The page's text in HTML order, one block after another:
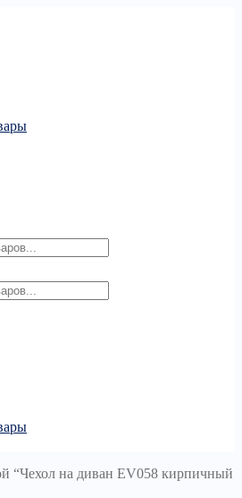
“Чехол на диван EV058 кирпичный